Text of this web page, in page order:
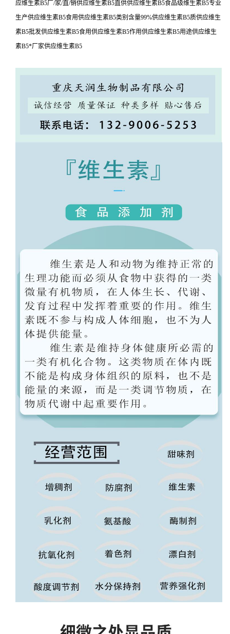
应维生素B5厂/家/直/销供应维生素B5直供供应维生素B5食品级维生素B5专业
生产供应维生素B5食用供应维生素B5类别含量99%供应维生素B5质供应维生
素B5批发供应维生素B5食用供应维生素B5作用供应维生素B5用途供应维生
素B5*厂家供应维生素B5